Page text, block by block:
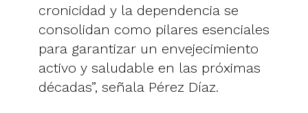
cronicidad y la dependencia se
consolidan como pilares esenciales
para garantizar un envejecimiento
activo y saludable en las próximas
décadas”, señala Pérez Díaz.